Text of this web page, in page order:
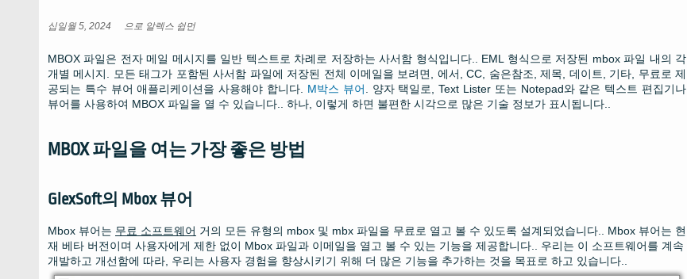
십일월 5, 2024 으로 알렉스 쉽먼
MBOX 파일은 전자 메일 메시지를 일반 텍스트로 차례로 저장하는 사서함 형식입니다.. EML 형식으로 저장된 mbox 파일 내의 각
개별 메시지. 모든 태그가 포함된 사서함 파일에 저장된 전체 이메일을 보려면, 에서, CC, 숨은참조, 제목, 데이트, 기타, 무료로 제
공되는 특수 뷰어 애플리케이션을 사용해야 합니다. M박스 뷰어
. 양자 택일로, Text Lister 또는 Notepad와 같은 텍스트 편집기나
뷰어를 사용하여 MBOX 파일을 열 수 있습니다.. 하나, 이렇게 하면 불편한 시각으로 많은 기술 정보가 표시됩니다..
MBOX 파일을 여는 가장 좋은 방법
GlexSoft의 Mbox 뷰어
Mbox 뷰어는 무료 소프트웨어 거의 모든 유형의 mbox 및 mbx 파일을 무료로 열고 볼 수 있도록 설계되었습니다.. Mbox 뷰어는 현
재 베타 버전이며 사용자에게 제한 없이 Mbox 파일과 이메일을 열고 볼 수 있는 기능을 제공합니다.. 우리는 이 소프트웨어를 계속
개발하고 개선함에 따라, 우리는 사용자 경험을 향상시키기 위해 더 많은 기능을 추가하는 것을 목표로 하고 있습니다..